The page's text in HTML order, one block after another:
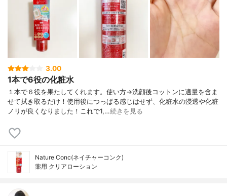
3.00
1本で6役の化粧水
１本で６役を果たしてくれます。使い方→洗顔後コットンに適量を含ま
せて拭き取るだけ！使用後につっぱる感じはせず、化粧水の浸透や化粧
ノリが良くなりました！これで1,…続きを見る
Nature Conc(ネイチャーコンク)
薬用 クリアローション